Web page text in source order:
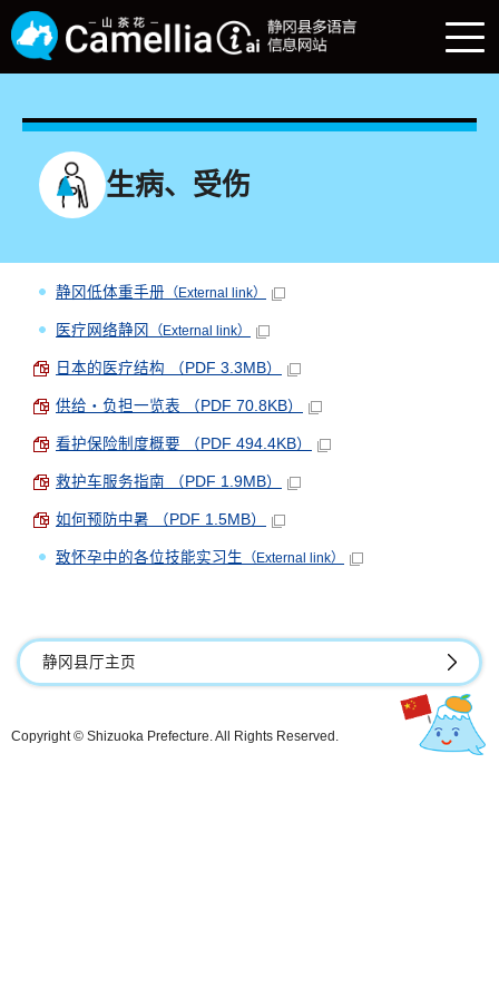
生病、受伤
静冈低体重手册 （External link）
医疗网络静冈 （External link）
日本的医疗结构 （PDF 3.3MB）
供给・负担一览表 （PDF 70.8KB）
看护保险制度概要 （PDF 494.4KB）
救护车服务指南 （PDF 1.9MB）
如何预防中暑 （PDF 1.5MB）
致怀孕中的各位技能实习生 （External link）
静冈县厅主页
Copyright © Shizuoka Prefecture. All Rights Reserved.